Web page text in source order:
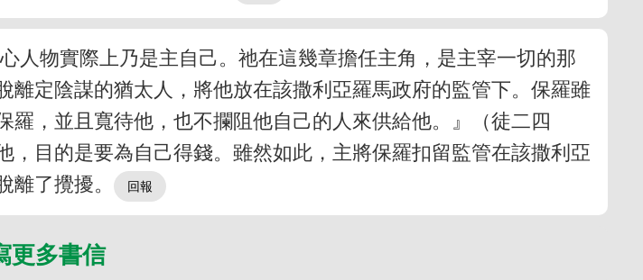
人物實際上乃是主自己。祂在這幾章擔任主角，是主宰一切的那
定陰謀的猶太人，將他放在該撒利亞羅馬政府的監管下。保羅雖
，並且寬待他，也不攔阻他自己的人來供給他。』（徒二四
目的是要為自己得錢。雖然如此，主將保羅扣留監管在該撒利亞
了攪擾。
更多書信